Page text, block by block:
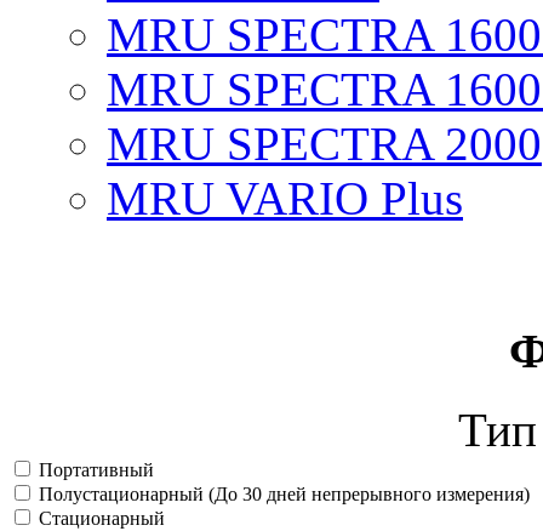
MRU SPECTRA
MRU SPECTRA
MRU SPECTRA 2000
MRU VARIO Plus
Портативный
Полустационарный (До 30 дней непрерывного измерения)
Стационарный